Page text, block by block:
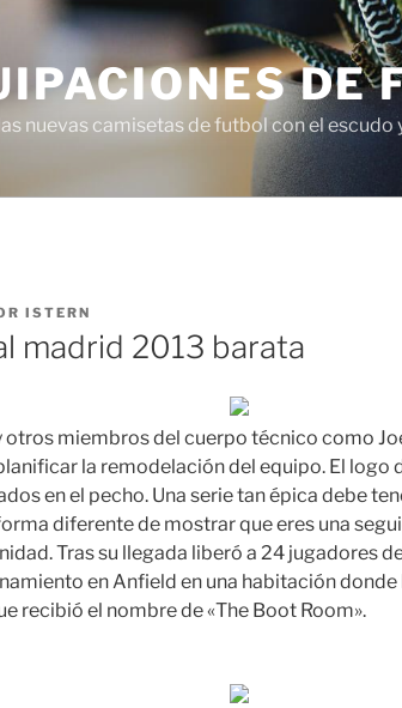
DE
nuevas camisetas de futbol con el escudo
ISTERN
madrid 2013 barata
otros miembros del cuerpo técnico como
la remodelación del equipo. El logo
en el pecho. Una serie tan épica debe
diferente de mostrar que eres una
Tras su llegada liberó a 24 jugadores
en Anfield en una habitación
recibió el nombre de «The Boot Room».